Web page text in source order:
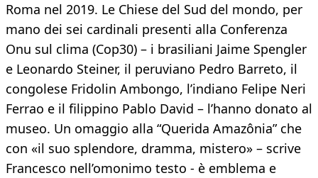
Roma nel 2019. Le Chiese del Sud del mondo, per
mano dei sei cardinali presenti alla Conferenza
Onu sul clima (Cop30) – i brasiliani Jaime Spengler
e Leonardo Steiner, il peruviano Pedro Barreto, il
congolese Fridolin Ambongo, l’indiano Felipe Neri
Ferrao e il filippino Pablo David – l’hanno donato al
museo. Un omaggio alla “Querida Amazônia” che
con «il suo splendore, dramma, mistero» – scrive
Francesco nell’omonimo testo - è emblema e